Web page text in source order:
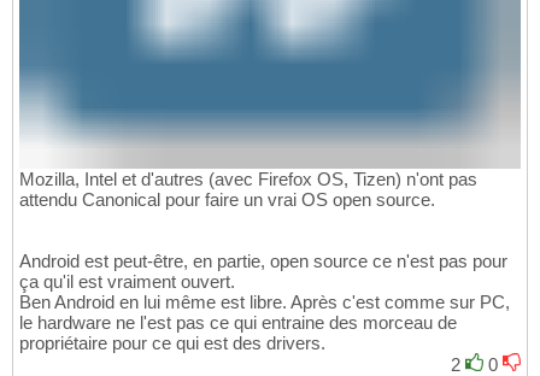
Mozilla, Intel et d'autres (avec Firefox OS, Tizen) n'ont pas
attendu Canonical pour faire un vrai OS open source.
Android est peut-être, en partie, open source ce n'est pas pour
ça qu'il est vraiment ouvert.
Ben Android en lui même est libre. Après c'est comme sur PC,
le hardware ne l'est pas ce qui entraine des morceau de
propriétaire pour ce qui est des drivers.
2
0